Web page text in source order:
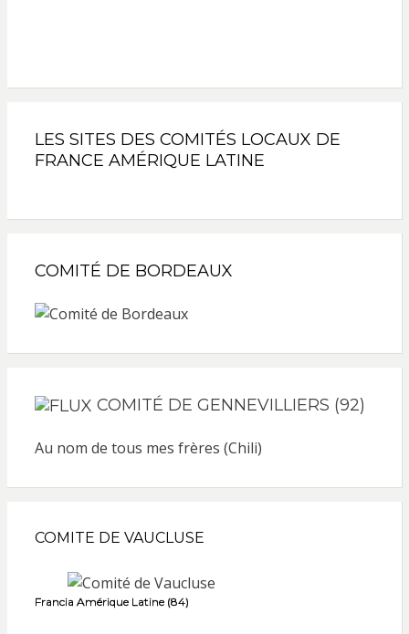
LES SITES DES COMITÉS LOCAUX DE
FRANCE AMÉRIQUE LATINE
COMITÉ DE BORDEAUX
COMITÉ DE GENNEVILLIERS (92)
Au nom de tous mes frères (Chili)
COMITE DE VAUCLUSE
Francia Amérique Latine (84)